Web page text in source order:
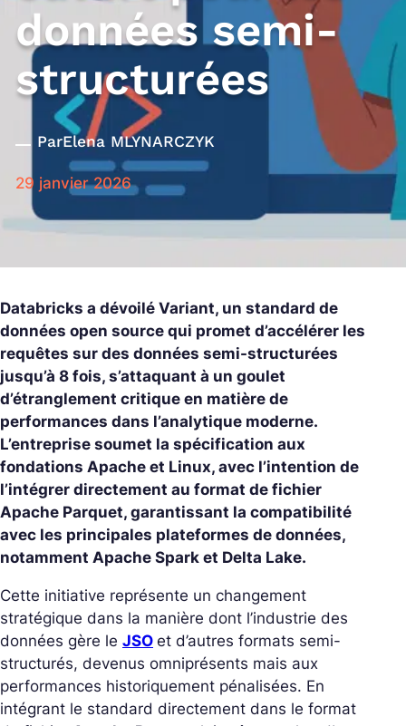
données semi-
structurées
ParElena MLYNARCZYK
29 janvier 2026
Databricks a dévoilé Variant, un standard de
données open source qui promet d’accélérer les
requêtes sur des données semi-structurées
jusqu’à 8 fois, s’attaquant à un goulet
d’étranglement critique en matière de
performances dans l’analytique moderne.
L’entreprise soumet la spécification aux
fondations Apache et Linux, avec l’intention de
l’intégrer directement au format de fichier
Apache Parquet, garantissant la compatibilité
avec les principales plateformes de données,
notamment Apache Spark et Delta Lake.
Cette initiative représente un changement
stratégique dans la manière dont l’industrie des
données gère le JSO et d’autres formats semi-
structurés, devenus omniprésents mais aux
performances historiquement pénalisées. En
intégrant le standard directement dans le format